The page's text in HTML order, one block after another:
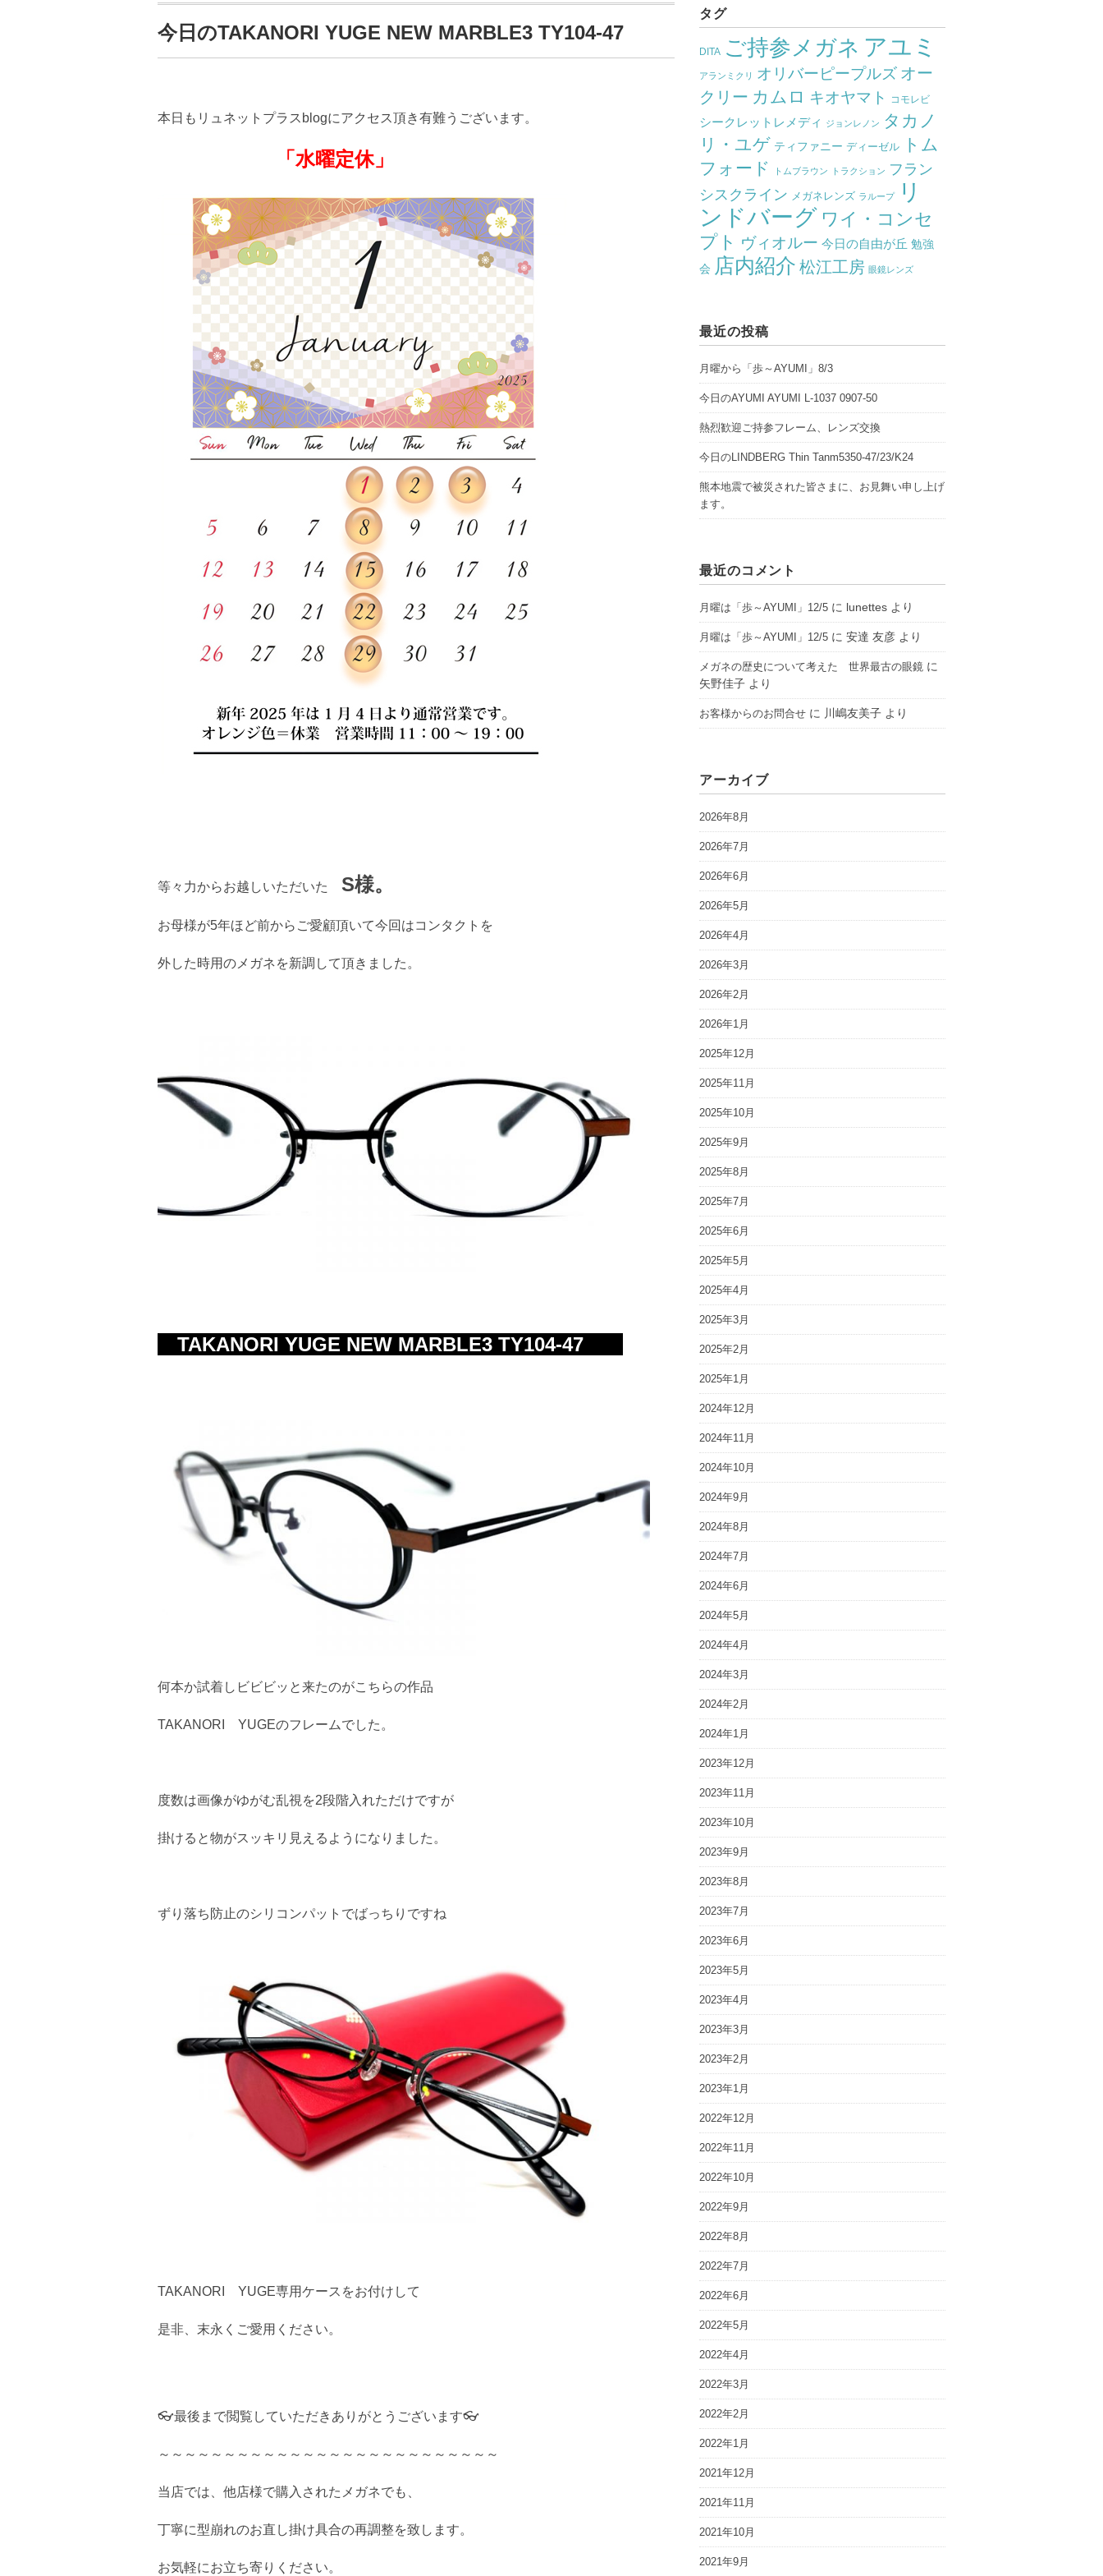
今日のTAKANORI YUGE NEW MARBLE3 TY104-47
本日もリュネットプラスblogにアクセス頂き有難うございます。
「水曜定休」
等々力からお越しいただいた S様。
お母様が5年ほど前からご愛顧頂いて今回はコンタクトを
外した時用のメガネを新調して頂きました。
TAKANORI YUGE NEW MARBLE3 TY104-47
何本か試着しビビビッと来たのがこちらの作品
TAKANORI YUGEのフレームでした。
度数は画像がゆがむ乱視を2段階入れただけですが
掛けると物がスッキリ見えるようになりました。
ずり落ち防止のシリコンパットでばっちりですね
TAKANORI YUGE専用ケースをお付けして
是非、末永くご愛用ください。
👓最後まで閲覧していただきありがとうございます👓
～～～～～～～～～～～～～～～～～～～～～～～～～～
当店では、他店様で購入されたメガネでも、
丁寧に型崩れのお直し掛け具合の再調整を致します。
お気軽にお立ち寄りください。
タグ
DITA ご持参メガネ アユミ
アランミクリ オリバーピープルズ オー
クリー カムロ キオヤマト コモレビ
シークレットレメディ ジョンレノン タカノ
リ・ユゲ ティファニー ディーゼル
トム
フォード
トムブラウン トラクション フラン
シスクライン メガネレンズ ラループ
リ
ンドバーグ ワイ・コンセ
プト ヴィオルー 今日の自由が丘 勉強
会 店内紹介 松江工房 眼鏡レンズ
最近の投稿
月曜から「歩～AYUMI」8/3
今日のAYUMI AYUMI L-1037 0907-50
熱烈歓迎ご持参フレーム、レンズ交換
今日のLINDBERG Thin Tanm5350-47/23/K24
熊本地震で被災された皆さまに、お見舞い申し上げ
ます。
最近のコメント
月曜は「歩～AYUMI」12/5 に lunettes より
月曜は「歩～AYUMI」12/5 に安達 友彦 より
メガネの歴史について考えた 世界最古の眼鏡 に
矢野佳子 より
お客様からのお問合せ に 川嶋友美子 より
アーカイブ
2026年8月
2026年7月
2026年6月
2026年5月
2026年4月
2026年3月
2026年2月
2026年1月
2025年12月
2025年11月
2025年10月
2025年9月
2025年8月
2025年7月
2025年6月
2025年5月
2025年4月
2025年3月
2025年2月
2025年1月
2024年12月
2024年11月
2024年10月
2024年9月
2024年8月
2024年7月
2024年6月
2024年5月
2024年4月
2024年3月
2024年2月
2024年1月
2023年12月
2023年11月
2023年10月
2023年9月
2023年8月
2023年7月
2023年6月
2023年5月
2023年4月
2023年3月
2023年2月
2023年1月
2022年12月
2022年11月
2022年10月
2022年9月
2022年8月
2022年7月
2022年6月
2022年5月
2022年4月
2022年3月
2022年2月
2022年1月
2021年12月
2021年11月
2021年10月
2021年9月